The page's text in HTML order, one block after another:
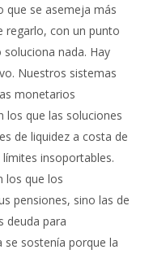
que se asemeja más
regarlo, con un punto
nada. Hay
Nuestros sistemas
monetarios
los que las soluciones
de liquidez a costa de
insoportables.
los que los
pensiones, sino las de
deuda para
se sostenía porque la